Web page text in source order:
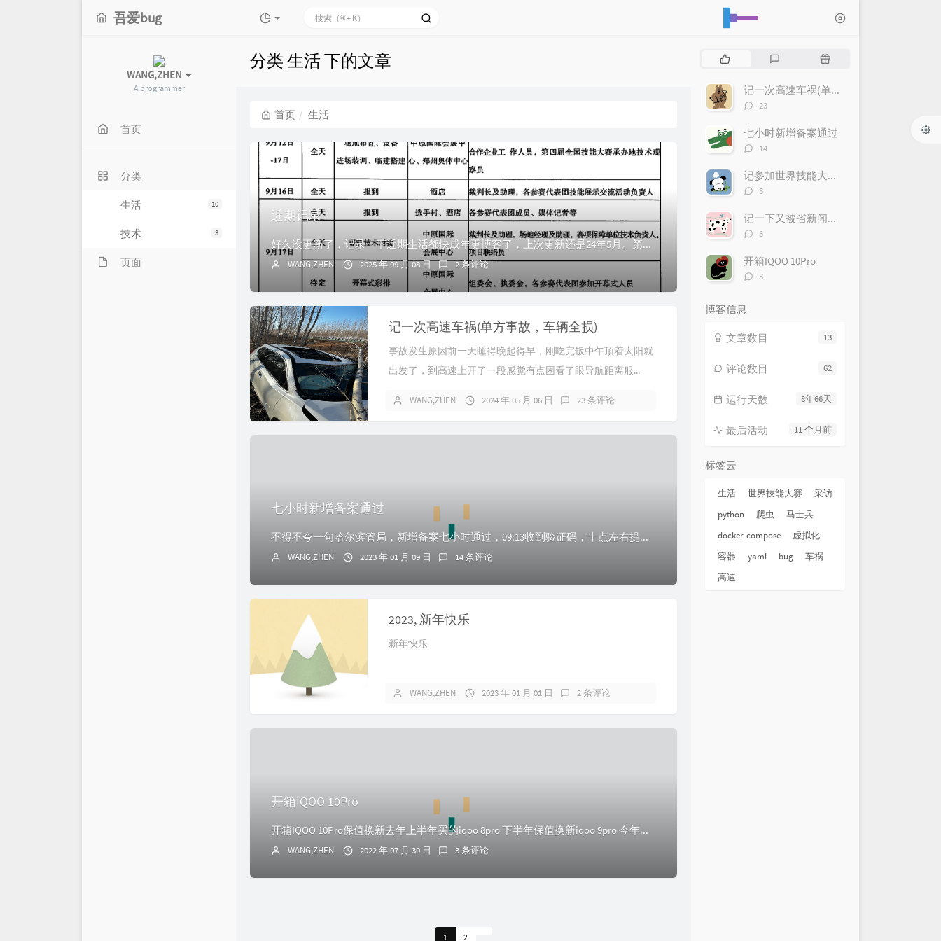
吾爱bug
WANG,ZHEN
A programmer
首页
分类
10
生活
3
技术
页面
分类 生活 下的文章
首页 生活
近期记录
好久没更新了，记录一下近期生活都快成年更博客了，上次更新还是24年5月。第三届职业技能大赛近期在准备第三届职业技能大赛，之前一直报名的开发，这次是软件测试...
WANG,ZHEN 2025 年 09 月 08 日 2 条评论
记一次高速车祸(单方事故，车辆全损)
事故发生原因前一天睡得晚起得早，刚吃完饭中午顶着太阳就
出发了，到高速上开了一段感觉有点困看了眼导航距离服...
WANG,ZHEN 2024 年 05 月 06 日 23 条评论
七小时新增备案通过
不得不夸一句哈尔滨管局，新增备案七小时通过，09:13收到验证码，十点左右提交的，下午四点半收到短信通过了
WANG,ZHEN 2023 年 01 月 09 日 14 条评论
2023, 新年快乐
新年快乐
WANG,ZHEN 2023 年 01 月 01 日 2 条评论
开箱IQOO 10Pro
开箱IQOO 10Pro保值换新去年上半年买的iqoo 8pro 下半年保值换新iqoo 9pro 今年又用iqoo 9pro保值换新的iqoo 10pr...
WANG,ZHEN 2022 年 07 月 30 日 3 条评论
1 2
文
评
随
文记一次高速车祸(单方事故，车辆全损)
评
数：
23
七小时新增备案通过
评
数：
14
记参加世界技能大赛网站设计与开发项目集中训练 - 1
评
数：
3
记一下又被省新闻联播采访
评
数：
3
开箱IQOO 10Pro
评
3
博客信息
13
文章数目
62
评论数目
8年66天
运行天数
11 个月前
最后活动
标签云
生活 世界技能大赛
采访
python
爬虫
马士兵
docker-compose
虚拟化
容器
yaml bug
车祸
高速